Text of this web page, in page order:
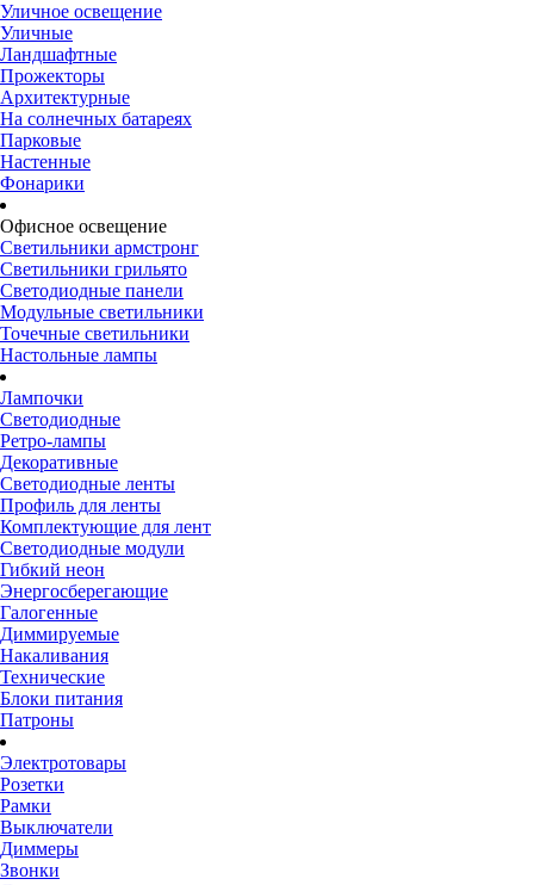
Уличное освещение
Уличные
Ландшафтные
Прожекторы
Архитектурные
На солнечных батареях
Парковые
Настенные
Фонарики
Офисное освещение
Светильники армстронг
Светильники грильято
Светодиодные панели
Модульные светильники
Точечные светильники
Настольные лампы
Лампочки
Светодиодные
Ретро-лампы
Декоративные
Светодиодные ленты
Профиль для ленты
Комплектующие для лент
Светодиодные модули
Гибкий неон
Энергосберегающие
Галогенные
Диммируемые
Накаливания
Технические
Блоки питания
Патроны
Электротовары
Розетки
Рамки
Выключатели
Диммеры
Звонки